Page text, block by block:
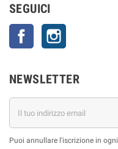
SEGUICI
Facebook
NEWSLETTER
Puoi annullare l'iscrizione in